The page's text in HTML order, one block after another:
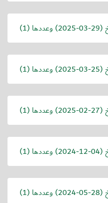
(
2025-03-29) وعددها (1)
(
2025-03-25) وعددها (1)
(
2025-02-27) وعددها (1)
(
2024-12-04) وعددها (1)
(
2024-05-28) وعددها (1)